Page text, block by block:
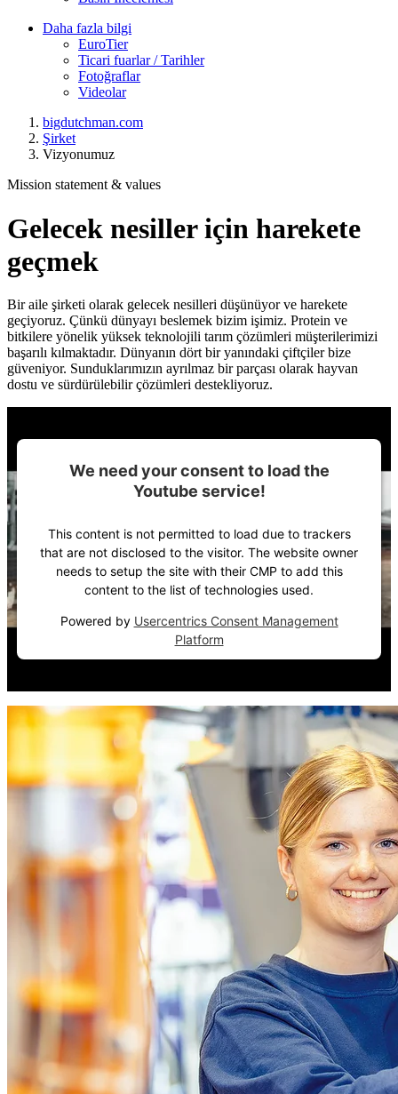
Daha fazla bilgi
EuroTier
Ticari fuarlar / Tarihler
Fotoğraflar
Videolar
bigdutchman.com
Şirket
Vizyonumuz
Mission statement & values
Gelecek nesiller için harekete
geçmek
Bir aile şirketi olarak gelecek nesilleri düşünüyor ve harekete
geçiyoruz. Çünkü dünyayı beslemek bizim işimiz. Protein ve
bitkilere yönelik yüksek teknolojili tarım çözümleri müşterilerimizi
başarılı kılmaktadır. Dünyanın dört bir yanındaki çiftçiler bize
güveniyor. Sunduklarımızın ayrılmaz bir parçası olarak hayvan
dostu ve sürdürülebilir çözümleri destekliyoruz.
We need your consent to load the
Youtube service!
This content is not permitted to load due to trackers
that are not disclosed to the visitor. The website owner
needs to setup the site with their CMP to add this
content to the list of technologies used.
Powered by Usercentrics Consent Management
Platform